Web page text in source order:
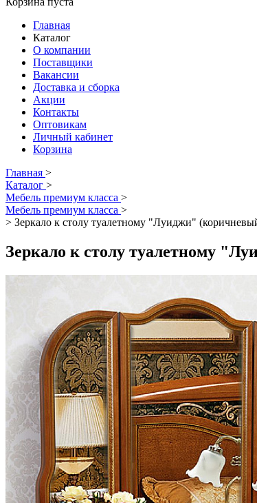
Главная
Каталог
О компании
Поставщики
Вакансии
Доставка и сборка
Акции
Контакты
Оптовикам
Личный кабинет
Корзина
Главная >
Каталог >
Мебель премиум класса >
Мебель премиум класса >
> Зеркало к столу туалетному "Луиджи"
Зеркало к столу туалетному